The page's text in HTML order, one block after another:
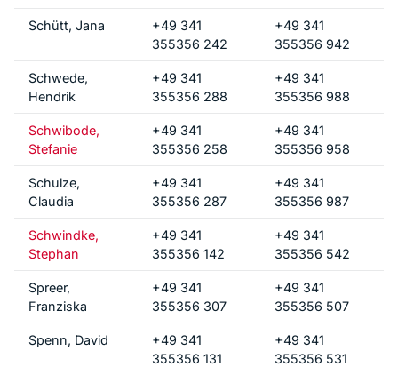
Schütt, Jana
+49 341
355356 242
+49 341
355356 942
Schwede,
Hendrik
+49 341
355356 288
+49 341
355356 988
Schwibode,
Stefanie
+49 341
355356 258
+49 341
355356 958
Schulze,
Claudia
+49 341
355356 287
+49 341
355356 987
Schwindke,
Stephan
+49 341
355356 142
+49 341
355356 542
Spreer,
Franziska
+49 341
355356 307
+49 341
355356 507
Spenn, David
+49 341
355356 131
+49 341
355356 531